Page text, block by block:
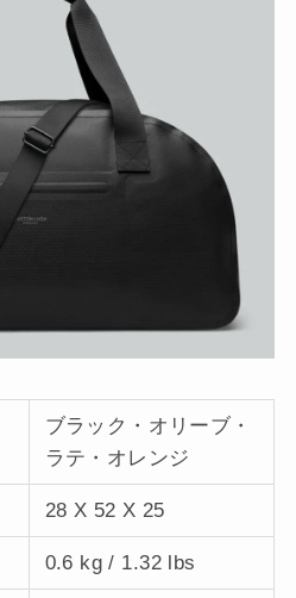
ブラック・オリーブ・
ラテ・オレンジ
28 X 52 X 25
0.6 kg / 1.32 lbs